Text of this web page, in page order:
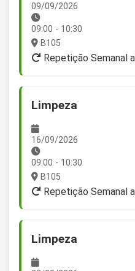
09/09/2026
09:00 - 10:30
B105
Repetição Semanal
Limpeza
16/09/2026
09:00 - 10:30
B105
Repetição Semanal
Limpeza